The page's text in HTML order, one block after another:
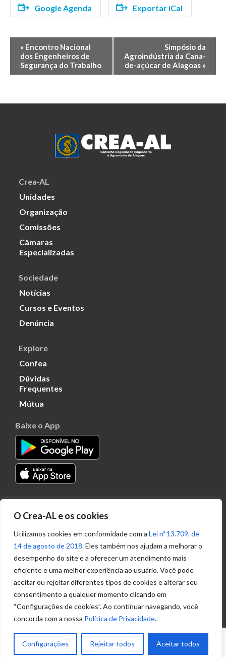
O Crea-AL e os cookies
Utilizamos cookies em conformidade com a Lei nº 13.709, de
14 de agosto de 2018. Eles também nos ajudam a melhorar o
desempenho do site e a oferecer um atendimento mais
eficiente e uma melhor experiência ao usuário. Você pode
aceitar ou rejeitar diferentes tipos de cookies e alterar seu
consentimento a qualquer momento clicando em
“Configurações de cookies”. Ao continuar navegando, você
concorda com a nossa Política de Privacidade.
Configurações Rejeitar todos Aceitar todos
Google Agenda Exportar iCal
Evento
Navegação
« Encontro Nacional
dos Engenheiros de
Segurança do Trabalho
Simpósio da
Agroindústria da Cana-
de-açúcar de Alagoas »
Crea-AL
Unidades
Organização
Comissões
Câmaras
Especializadas
Sociedade
Notícias
Cursos e Eventos
Denúncia
Explore
Confea
Dúvidas
Frequentes
Mútua
Baixe o App
Transparência
Portal
Acesso à
Informação
Política de
Privacidade de
Ouvidoria
(82) 2123 0864
ouvidoria@crea-al.org.br